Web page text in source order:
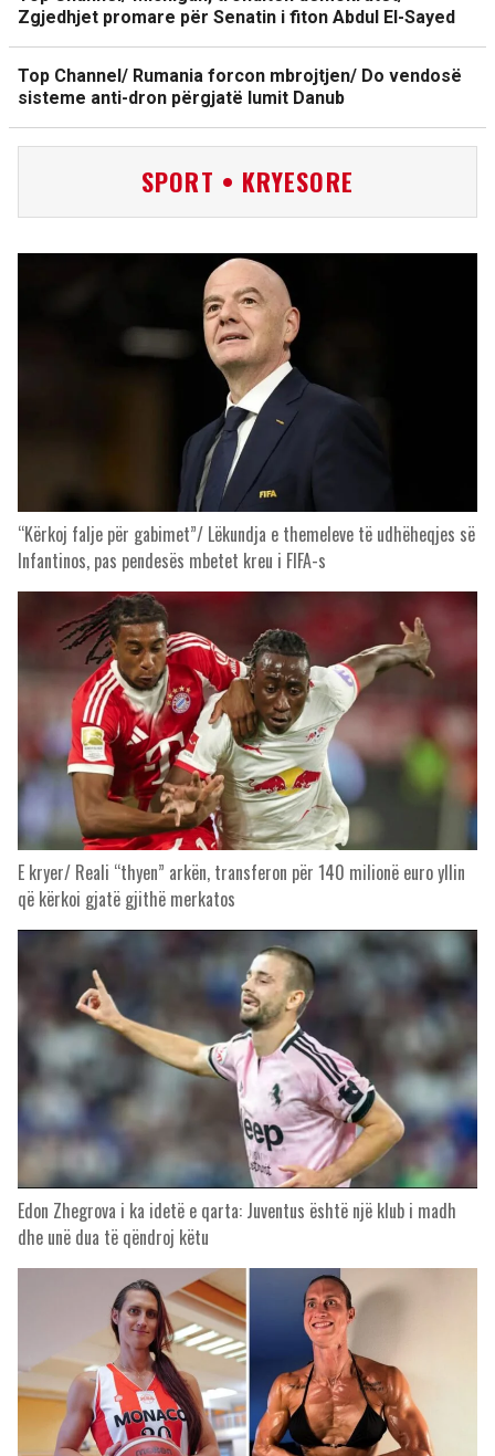
Zgjedhjet promare për Senatin i fiton Abdul El-Sayed
Top Channel/ Rumania forcon mbrojtjen/ Do vendosë
sisteme anti-dron përgjatë lumit Danub
SPORT • KRYESORE
“Kërkoj falje për gabimet”/ Lëkundja e themeleve të udhëheqjes së
Infantinos, pas pendesës mbetet kreu i FIFA-s
E kryer/ Reali “thyen” arkën, transferon për 140 milionë euro yllin
që kërkoi gjatë gjithë merkatos
Edon Zhegrova i ka idetë e qarta: Juventus është një klub i madh
dhe unë dua të qëndroj këtu